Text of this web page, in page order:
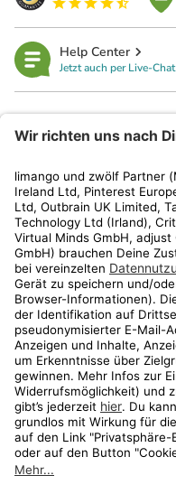
Help Center
Jetzt auch per Live-
Kundenservice
Shop
Aktionen
Travel